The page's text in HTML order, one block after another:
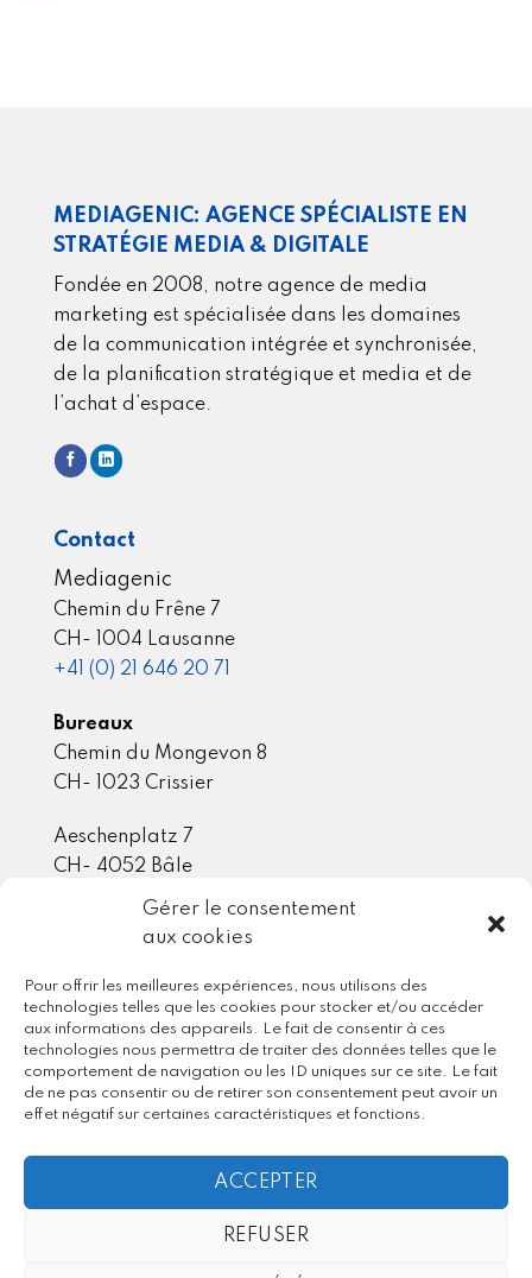
Gérer le consentement
aux cookies
Pour offrir les meilleures expériences, nous utilisons des
technologies telles que les cookies pour stocker et/ou accéder
aux informations des appareils. Le fait de consentir à ces
technologies nous permettra de traiter des données telles que le
comportement de navigation ou les ID uniques sur ce site. Le fait
de ne pas consentir ou de retirer son consentement peut avoir un
effet négatif sur certaines caractéristiques et fonctions.
ACCEPTER
REFUSER
MEDIAGENIC: AGENCE SPÉCIALISTE EN
STRATÉGIE MEDIA & DIGITALE
Fondée en 2008, notre agence de media
marketing est spécialisée dans les domaines
de la communication intégrée et synchronisée,
de la planification stratégique et media et de
l’achat d’espace.
Contact
Mediagenic
Chemin du Frêne 7
CH- 1004 Lausanne
+41 (0) 21 646 20 71
Bureaux
Chemin du Mongevon 8
CH- 1023 Crissier
Aeschenplatz 7
CH- 4052 Bâle